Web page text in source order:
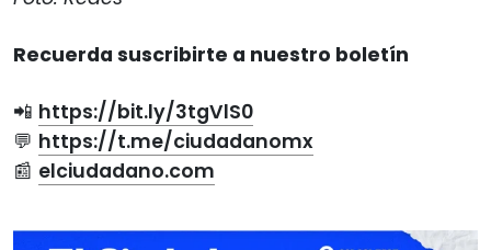
Recuerda suscribirte a nuestro boletín
📲 https://bit.ly/3tgVlS0
💬 https://t.me/ciudadanomx
📰 elciudadano.com